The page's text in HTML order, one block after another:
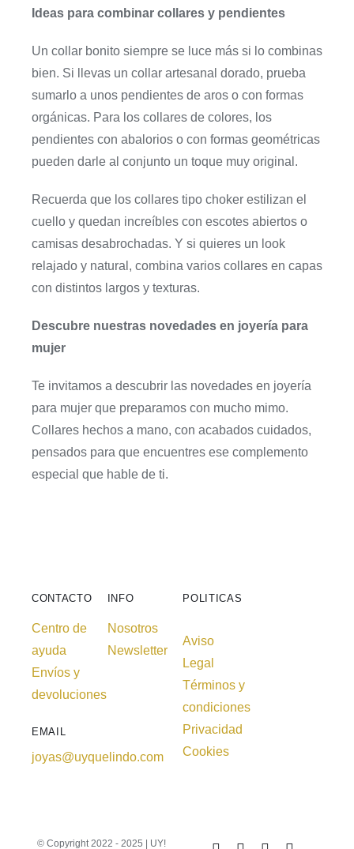
Ideas para combinar collares y pendientes
Un collar bonito siempre se luce más si lo combinas
bien. Si llevas un collar artesanal dorado, prueba
sumarlo a unos pendientes de aros o con formas
orgánicas. Para los collares de colores, los
pendientes con abalorios o con formas geométricas
pueden darle al conjunto un toque muy original.
Recuerda que los collares tipo choker estilizan el
cuello y quedan increíbles con escotes abiertos o
camisas desabrochadas. Y si quieres un look
relajado y natural, combina varios collares en capas
con distintos largos y texturas.
Descubre nuestras novedades en joyería para
mujer
Te invitamos a descubrir las novedades en joyería
para mujer que preparamos con mucho mimo.
Collares hechos a mano, con acabados cuidados,
pensados para que encuentres ese complemento
especial que hable de ti.
CONTACTO
Centro de
ayuda
Envíos y
devoluciones
EMAIL
joyas@uyquelindo.com
INFO
Nosotros
Newsletter
POLITICAS
Aviso
Legal
Términos y
condiciones
Privacidad
Cookies
© Copyright 2022 - 2025 | UY!